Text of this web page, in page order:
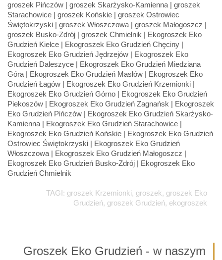
TAGI: groszek Krzemionki, groszek, groszek Eko
Grudzień, groszek Grudzień, ekogroszek
Groszek Eko Grudzień - w naszym